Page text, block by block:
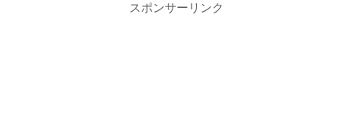
スポンサーリンク